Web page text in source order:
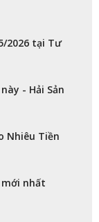
2026 tại Tư
- Hải Sản
Nhiêu Tiền
mới nhất